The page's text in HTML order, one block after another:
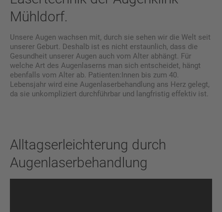
Mühldorf.
Unsere Augen wachsen mit, durch sie sehen wir die Welt seit
unserer Geburt. Deshalb ist es nicht erstaunlich, dass die
Gesundheit unserer Augen auch vom Alter abhängt. Für
welche Art des Augenlaserns man sich entscheidet, hängt
ebenfalls vom Alter ab. Patienten:Innen bis zum 40.
Lebensjahr wird eine Augenlaserbehandlung ans Herz gelegt,
da sie unkompliziert durchführbar und langfristig effektiv ist.
Alltagserleichterung durch
Augenlaserbehandlung